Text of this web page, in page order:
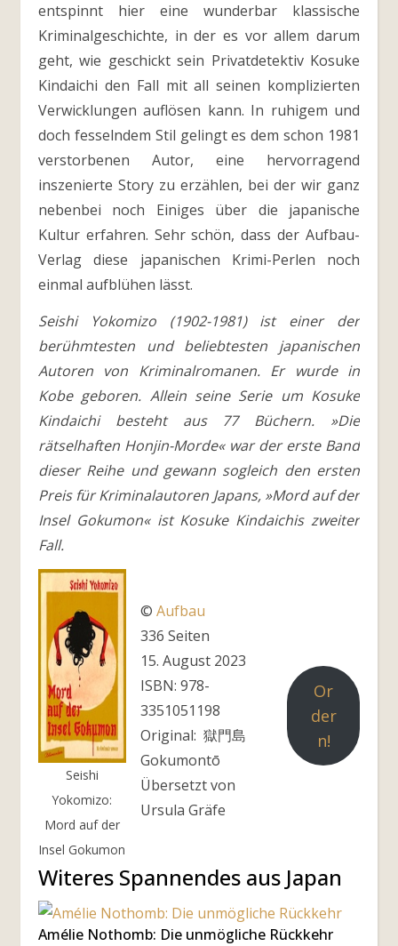
entspinnt hier eine wunderbar klassische
Kriminalgeschichte, in der es vor allem darum
geht, wie geschickt sein Privatdetektiv Kosuke
Kindaichi den Fall mit all seinen komplizierten
Verwicklungen auflösen kann. In ruhigem und
doch fesselndem Stil gelingt es dem schon 1981
verstorbenen Autor, eine hervorragend
inszenierte Story zu erzählen, bei der wir ganz
nebenbei noch Einiges über die japanische
Kultur erfahren. Sehr schön, dass der Aufbau-
Verlag diese japanischen Krimi-Perlen noch
einmal aufblühen lässt.
Seishi Yokomizo (1902-1981) ist einer der
berühmtesten und beliebtesten japanischen
Autoren von Kriminalromanen. Er wurde in
Kobe geboren. Allein seine Serie um Kosuke
Kindaichi besteht aus 77 Büchern. »Die
rätselhaften Honjin-Morde« war der erste Band
dieser Reihe und gewann sogleich den ersten
Preis für Kriminalautoren Japans, »Mord auf der
Insel Gokumon« ist Kosuke Kindaichis zweiter
Fall.
Seishi
Yokomizo:
Mord auf der
Insel Gokumon
©Aufbau
336 Seiten
15. August 2023
ISBN: 978-
3351051198
Original: ‎ 獄門島
Gokumontō
Übersetzt von
Ursula Gräfe
Or
der
n!
Witeres Spannendes aus Japan
Amélie Nothomb: Die unmögliche Rückkehr